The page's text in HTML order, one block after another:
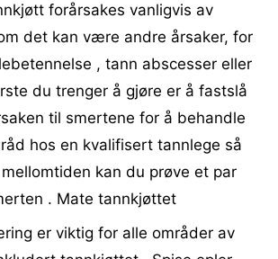
forårsakes vanligvis av
det kan være andre årsaker, for
, tann abscesser eller
du trenger å gjøre er å fastslå
til smertene for å behandle
hos en kvalifisert tannlege så
kan du prøve et par
. Mate tannkjøttet
er viktig for alle områder av